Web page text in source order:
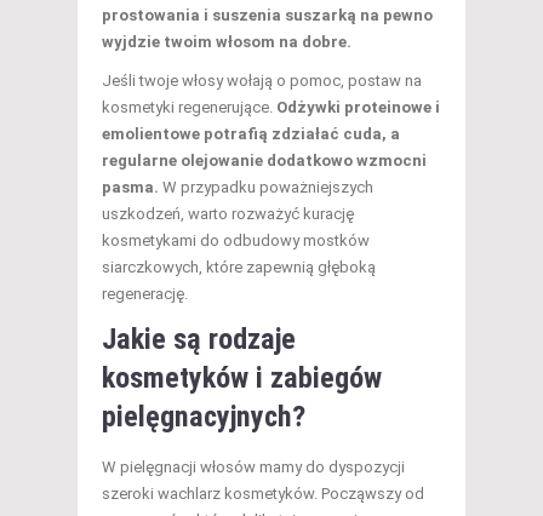
prostowania i suszenia suszarką na pewno
wyjdzie twoim włosom na dobre.
Jeśli twoje włosy wołają o pomoc, postaw na
kosmetyki regenerujące. Odżywki proteinowe i
emolientowe potrafią zdziałać cuda, a
regularne olejowanie dodatkowo wzmocni
pasma. W przypadku poważniejszych
uszkodzeń, warto rozważyć kurację
kosmetykami do odbudowy mostków
siarczkowych, które zapewnią głęboką
regenerację.
Jakie są rodzaje
kosmetyków i zabiegów
pielęgnacyjnych?
W pielęgnacji włosów mamy do dyspozycji
szeroki wachlarz kosmetyków. Począwszy od